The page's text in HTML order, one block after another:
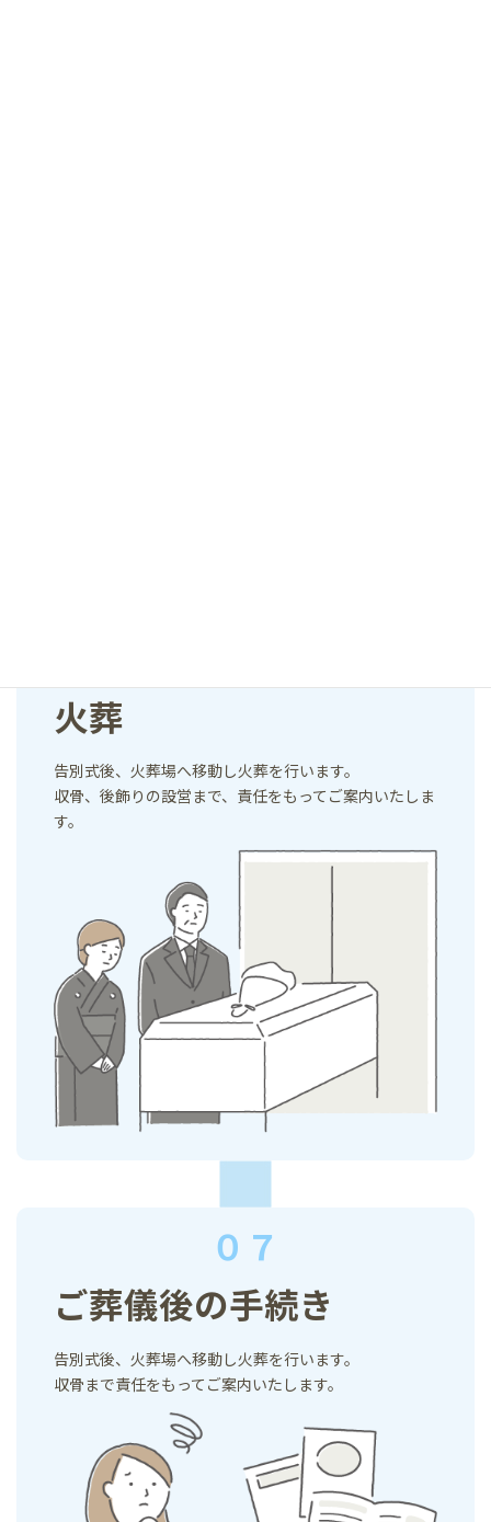
火葬
告別式後、火葬場へ移動し火葬を行います。
収骨、後飾りの設営まで、責任をもってご案内いたしま
す。
０７
ご葬儀後の手続き
告別式後、火葬場へ移動し火葬を行います。
収骨まで責任をもってご案内いたします。